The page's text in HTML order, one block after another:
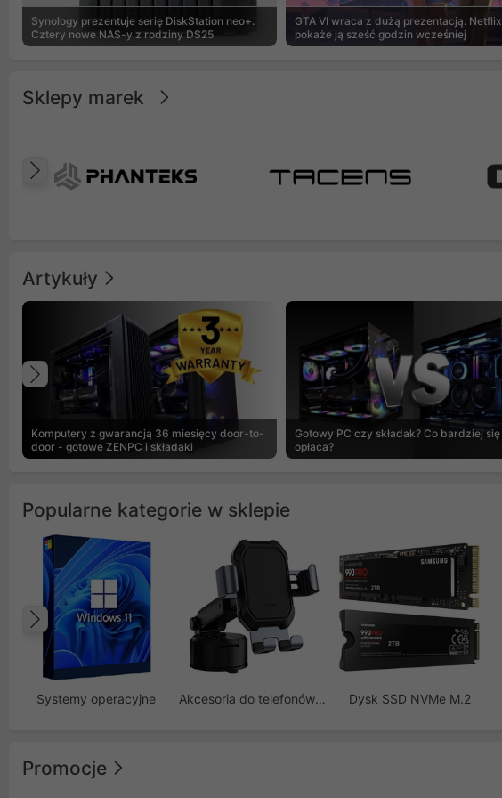
Synology prezentuje serię DiskStation neo+.
Cztery nowe NAS-y z rodziny DS25
GTA VI wraca z dużą prezentacją. Netflix
pokaże ją sześć godzin wcześniej
Sklepy marek
Poprzedni
Artykuły
Komputery z gwarancją 36 miesięcy door-to-
door - gotowe ZENPC i składaki
Gotowy PC czy składak? Co bardziej się
opłaca?
Poprzedni
Popularne kategorie w sklepie
Systemy operacyjne Akcesoria do telefonów GSM Dysk SSD NVMe M.2
Poprzedni
Promocje